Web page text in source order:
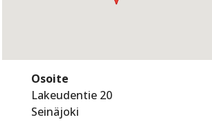
Osoite
Lakeudentie 20
Seinäjoki